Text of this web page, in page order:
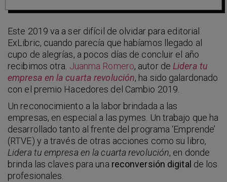
Este 2019 va a ser difícil de olvidar para editorial
ExLibric, cuando parecía que habíamos llegado al
cupo de alegrías, a pocos días de concluir el año
recibimos otra. Juanma Romero, autor deLidera tu
empresa en la cuarta revolución, ha sido galardonado
con el premio Hacedores del Cambio 2019.
Un reconocimiento a la labor brindada a las
empresas, en especial a las pymes. Un trabajo que ha
desarrollado tanto al frente del programa ‘Emprende’
(RTVE) y a través de otras acciones como su libro,
Lidera tu empresa en la cuarta revolución, en donde
brinda las claves para una reconversión digital de los
profesionales.